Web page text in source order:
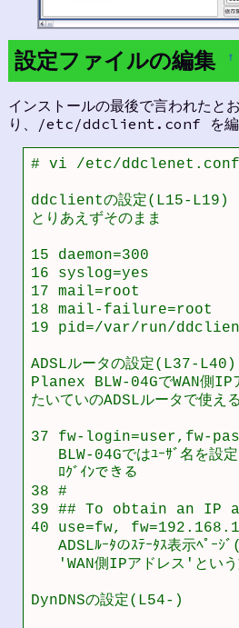
設定ファイルの編集 †
インストールの最後で言われたとお
り、/etc/ddclient.conf を編集
# vi /etc/ddclenet.conf
ddclientの設定(L15-L19)
とりあえずそのまま
15 daemon=300
16 syslog=yes
17 mail=root
18 mail-
19 pid=/var/run/
ADSLルータの設定(L37-L40)
Planex BLW-04GでWAN側IP
たいていのADSLルータで使え
37 fw-login=user,fw-
BLW-04Gではﾕｰｻﾞ名を設定
   ﾛｸﾞｲﾝできる
38 #
39 ## To obtain an IP
40 use=fw,
ADSLﾙｰﾀのｽﾃｰﾀｽ表示ﾍﾟ
'WAN側IPアドレス'とい
DynDNSの設定(L54-)